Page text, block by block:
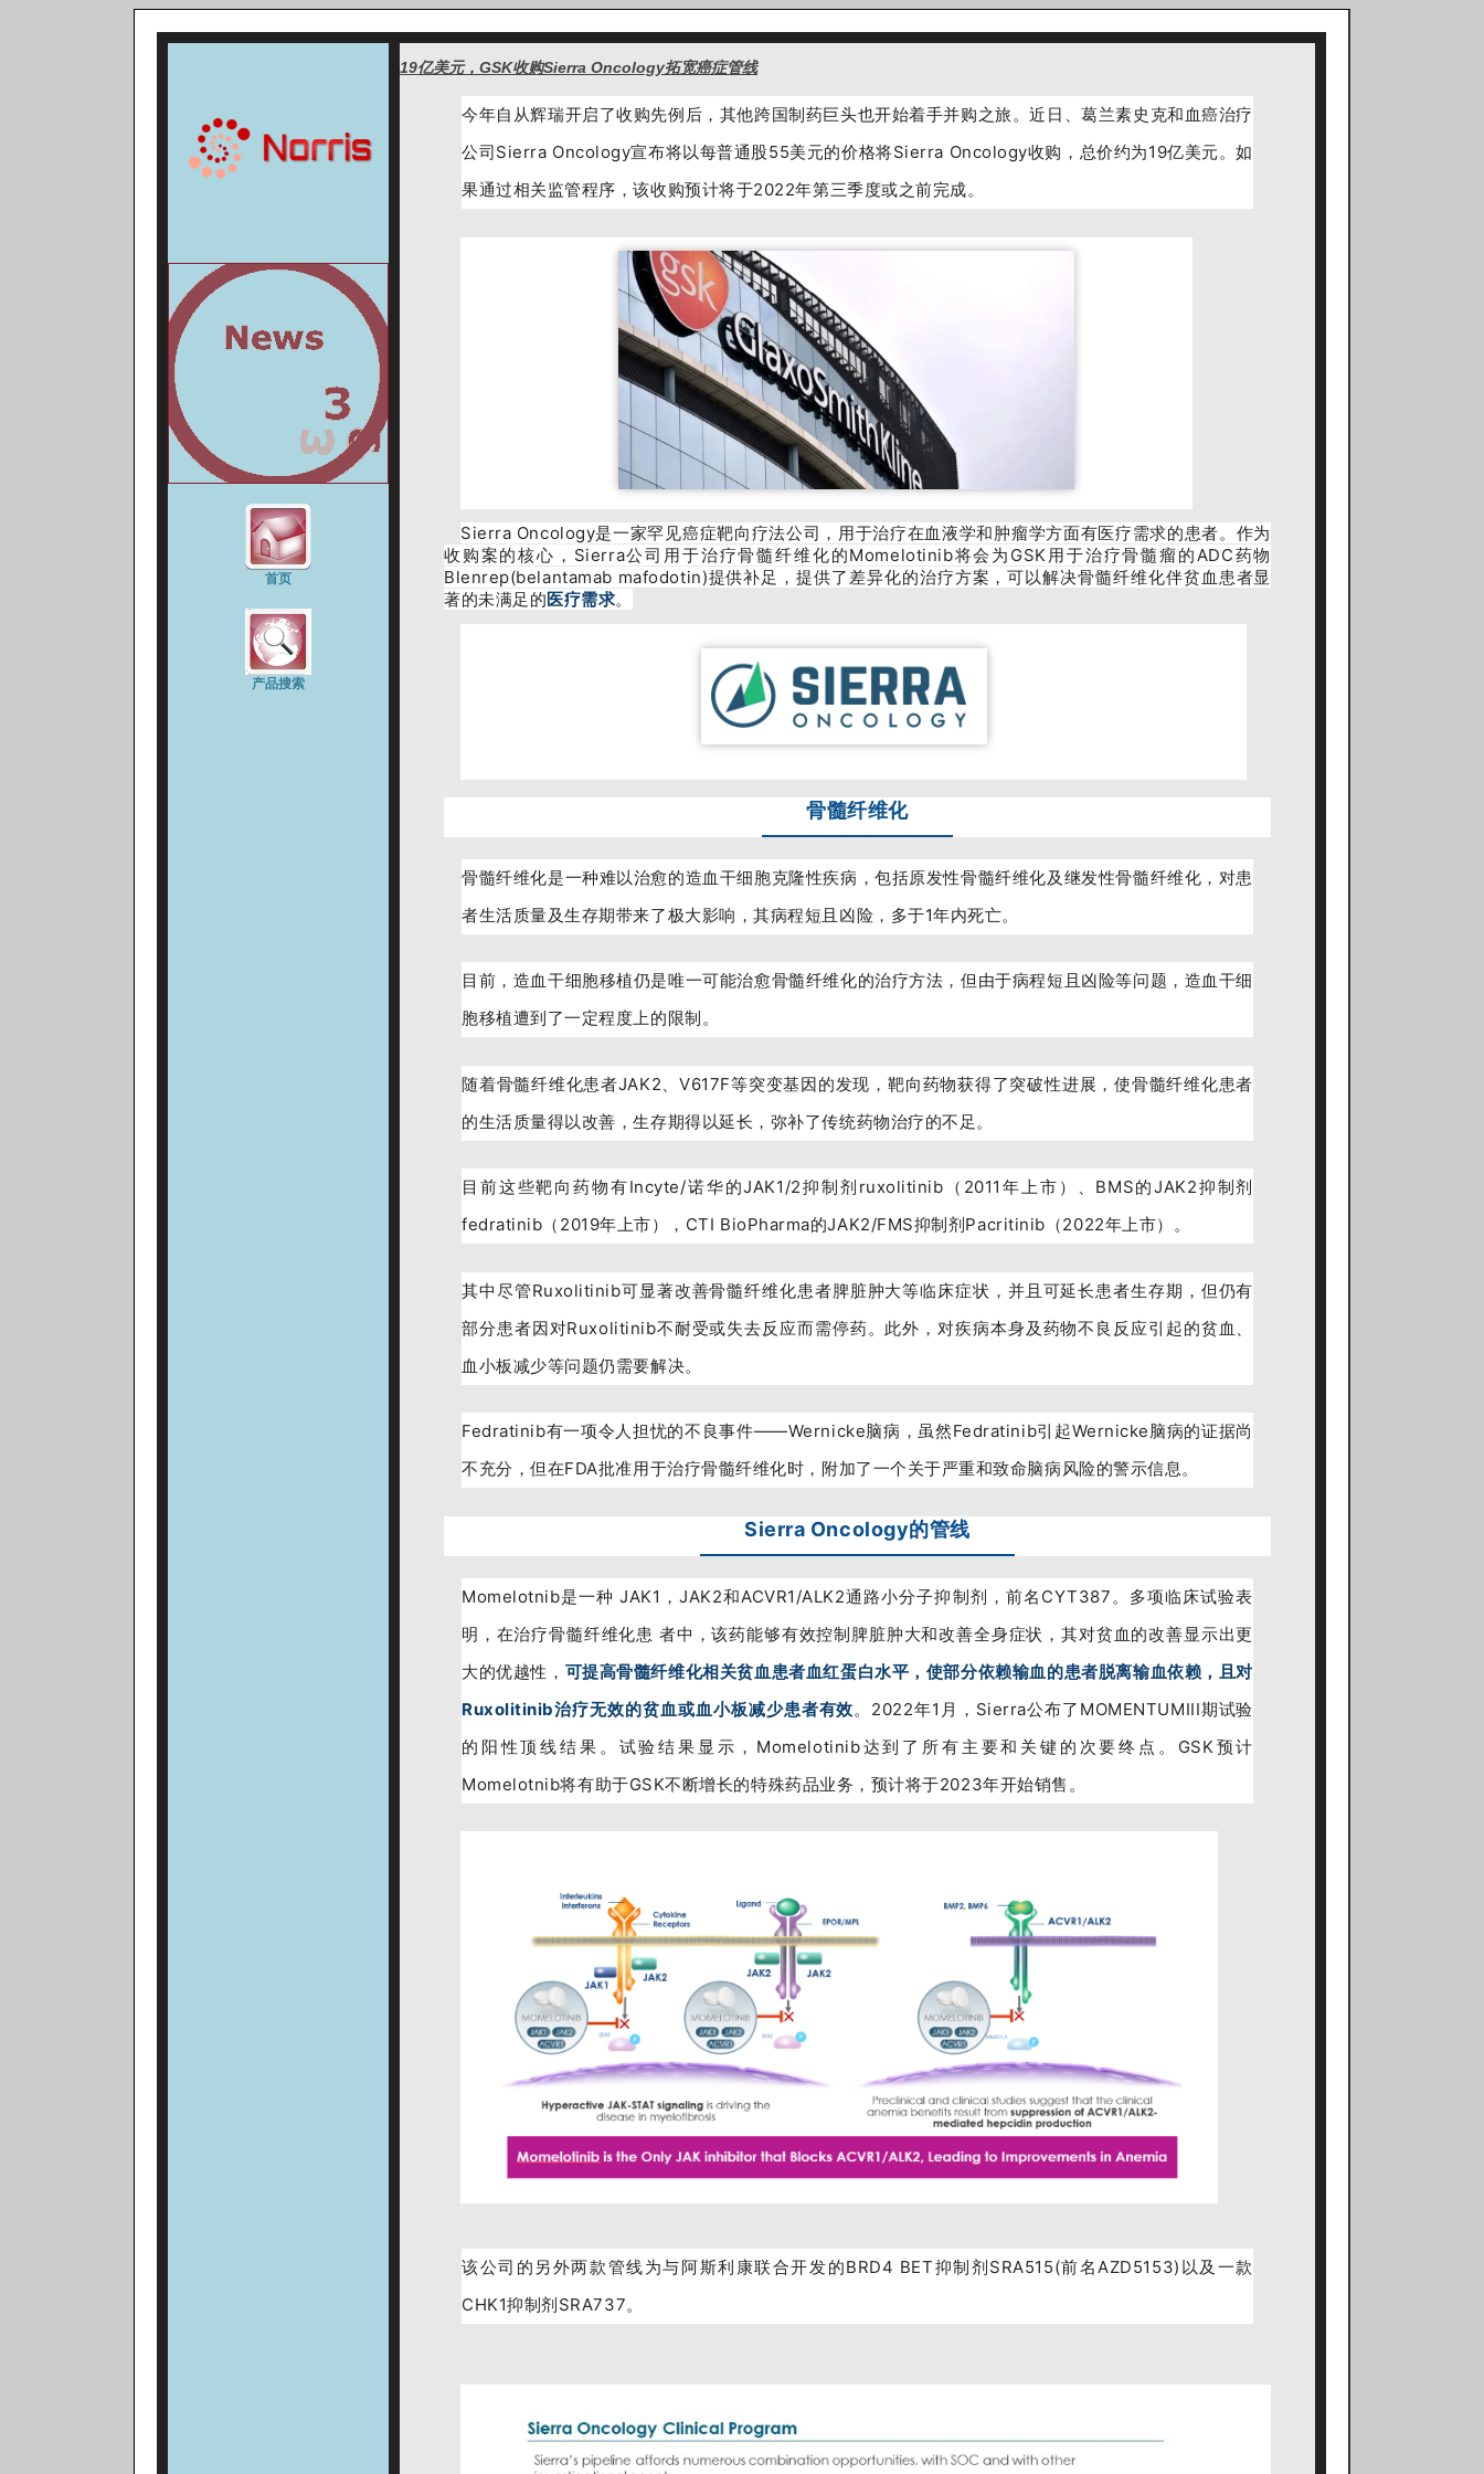
首页
产品搜索
19亿美元，GSK收购Sierra Oncology拓宽癌症管线
今年自从辉瑞开启了收购先例后，其他跨国制药巨头也开始着手并购之旅。近日、葛兰素史克和血癌治疗
公司Sierra Oncology宣布将以每普通股55美元的价格将Sierra Oncology收购，总价约为19亿美元。如
果通过相关监管程序，该收购预计将于2022年第三季度或之前完成。
Sierra Oncology是一家罕见癌症靶向疗法公司，用于治疗在血液学和肿瘤学方面有医疗需求的患者。作为
收购案的核心，Sierra公司用于治疗骨髓纤维化的Momelotinib将会为GSK用于治疗骨髓瘤的ADC药物
Blenrep(belantamab mafodotin)提供补足，提供了差异化的治疗方案，可以解决骨髓纤维化伴贫血患者显
著的未满足的医疗需求。
骨髓纤维化
骨髓纤维化是一种难以治愈的造血干细胞克隆性疾病，包括原发性骨髓纤维化及继发性骨髓纤维化，对患
者生活质量及生存期带来了极大影响，其病程短且凶险，多于1年内死亡。
目前，造血干细胞移植仍是唯一可能治愈骨髓纤维化的治疗方法，但由于病程短且凶险等问题，造血干细
胞移植遭到了一定程度上的限制。
随着骨髓纤维化患者JAK2、V617F等突变基因的发现，靶向药物获得了突破性进展，使骨髓纤维化患者
的生活质量得以改善，生存期得以延长，弥补了传统药物治疗的不足。
目前这些靶向药物有Incyte/诺华的JAK1/2抑制剂ruxolitinib（2011年上市）、BMS的JAK2抑制剂
fedratinib（2019年上市），CTI BioPharma的JAK2/FMS抑制剂Pacritinib（2022年上市）。
其中尽管Ruxolitinib可显著改善骨髓纤维化患者脾脏肿大等临床症状，并且可延长患者生存期，但仍有
部分患者因对Ruxolitinib不耐受或失去反应而需停药。此外，对疾病本身及药物不良反应引起的贫血、
血小板减少等问题仍需要解决。
Fedratinib有一项令人担忧的不良事件——Wernicke脑病，虽然Fedratinib引起Wernicke脑病的证据尚
不充分，但在FDA批准用于治疗骨髓纤维化时，附加了一个关于严重和致命脑病风险的警示信息。
Sierra Oncology的管线
Momelotnib是一种 JAK1，JAK2和ACVR1/ALK2通路小分子抑制剂，前名CYT387。多项临床试验表
明，在治疗骨髓纤维化患 者中，该药能够有效控制脾脏肿大和改善全身症状，其对贫血的改善显示出更
大的优越性， 可提高骨髓纤维化相关贫血患者血红蛋白水平，使部分依赖输血的患者脱离输血依赖，且对
Ruxolitinib治疗无效的贫血或血小板减少患者有效。2022年1月，Sierra公布了MOMENTUMIII期试验
的阳性顶线结果。试验结果显示，Momelotinib达到了所有主要和关键的次要终点。GSK预计
Momelotnib将有助于GSK不断增长的特殊药品业务，预计将于2023年开始销售。
该公司的另外两款管线为与阿斯利康联合开发的BRD4 BET抑制剂SRA515(前名AZD5153)以及一款
CHK1抑制剂SRA737。